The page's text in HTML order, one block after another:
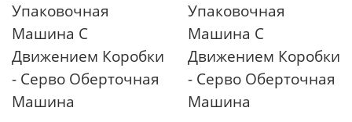
Упаковочная
Машина С
Движением Коробки
- Серво Оберточная
Машина
Упаковочная
Машина С
Движением Коробки
- Серво Оберточная
Машина